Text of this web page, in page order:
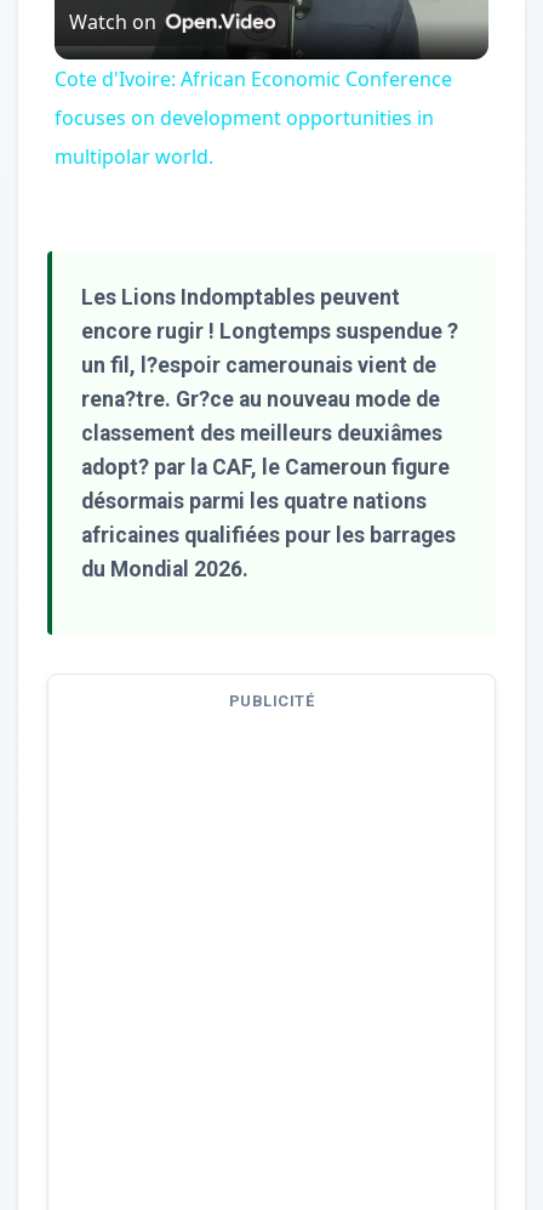
Video
Watch on
Cote d'Ivoire: African Economic Conference
focuses on development opportunities in
multipolar world.
Les Lions Indomptables peuvent
encore rugir ! Longtemps suspendue ?
un fil, l?espoir camerounais vient de
rena?tre. Gr?ce au nouveau mode de
classement des meilleurs deuxiâmes
adopt? par la CAF, le Cameroun figure
désormais parmi les quatre nations
africaines qualifiées pour les barrages
du Mondial 2026.
PUBLICITÉ